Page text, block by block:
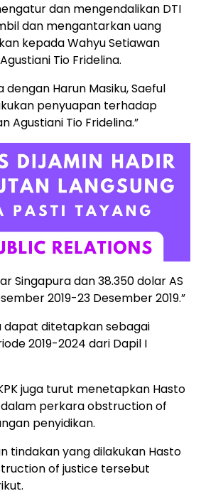
dan mengendalikan DTI
dan mengantarkan uang
kepada Wahyu Setiawan
Tio Fridelina.
Harun Masiku, Saeful
penyuapan terhadap
Agustiani Tio Fridelina.”
Singapura dan 38.350 dolar AS
2019-23 Desember 2019.”
dapat ditetapkan sebagai
2019-2024 dari Dapil I
juga turut menetapkan Hasto
perkara obstruction of
penyidikan.
tindakan yang dilakukan Hasto
of justice tersebut